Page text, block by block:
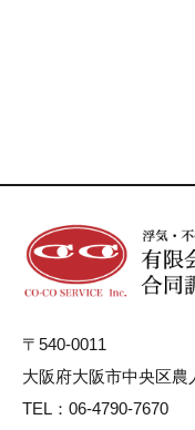
〒540-0011
大阪府大阪市中央区農
TEL：06-4790-7670